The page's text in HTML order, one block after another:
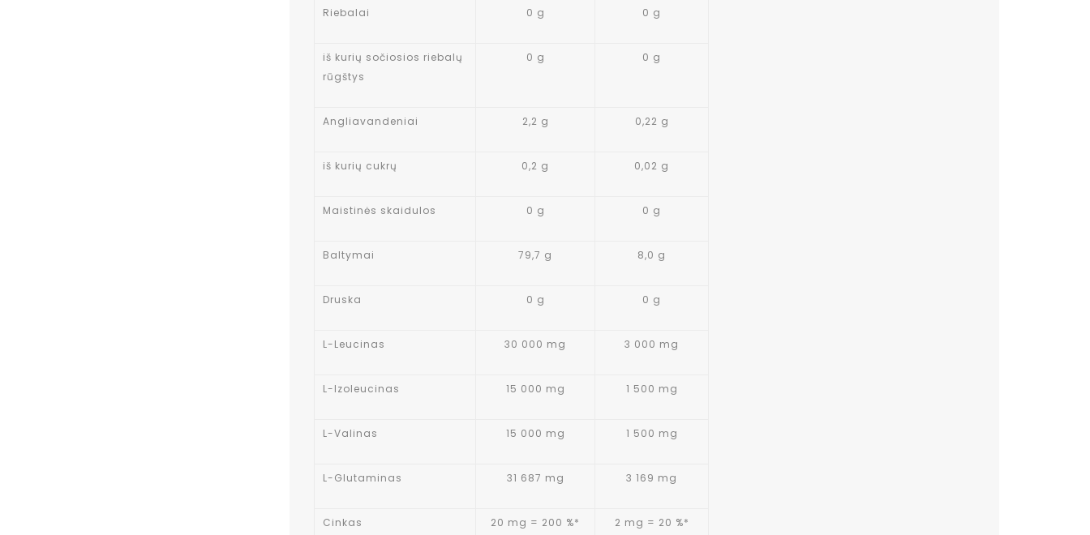
Riebalai 0 g 0 g
iš kurių sočiosios riebalų
rūgštys
0 g 0 g
Angliavandeniai 2,2 g 0,22 g
iš kurių cukrų 0,2 g 0,02 g
Maistinės skaidulos 0 g 0 g
Baltymai 79,7 g 8,0 g
Druska 0 g 0 g
L-Leucinas 30 000 mg 3 000 mg
L-Izoleucinas 15 000 mg 1 500 mg
L-Valinas 15 000 mg 1 500 mg
L-Glutaminas 31 687 mg 3 169 mg
Cinkas 20 mg = 200 %* 2 mg = 20 %*